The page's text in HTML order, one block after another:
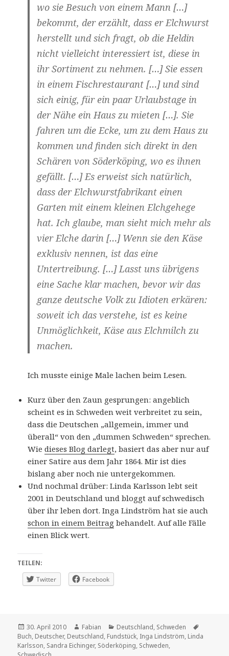
wo sie Besuch von einem Mann […]
bekommt, der erzählt, dass er Elchwurst
herstellt und sich fragt, ob die Heldin
nicht vielleicht interessiert ist, diese in
ihr Sortiment zu nehmen. […] Sie essen
in einem Fischrestaurant […] und sind
sich einig, für ein paar Urlaubstage in
der Nähe ein Haus zu mieten […]. Sie
fahren um die Ecke, um zu dem Haus zu
kommen und finden sich direkt in den
Schären von Söderköping, wo es ihnen
gefällt. […] Es erweist sich natürlich,
dass der Elchwurstfabrikant einen
Garten mit einem kleinen Elchgehege
hat. Ich glaube, man sieht mich mehr als
vier Elche darin […] Wenn sie den Käse
exklusiv nennen, ist das eine
Untertreibung. […] Lasst uns übrigens
eine Sache klar machen, bevor wir das
ganze deutsche Volk zu Idioten erkären:
soweit ich das verstehe, ist es keine
Unmöglichkeit, Käse aus Elchmilch zu
machen.
Ich musste einige Male lachen beim Lesen.
Kurz über den Zaun gesprungen: angeblich
scheint es in Schweden weit verbreitet zu sein,
dass die Deutschen „allgemein, immer und
überall“ von den „dummen Schweden“ sprechen.
Wiedieses Blog darlegt, basiert das aber nur auf
einer Satire aus dem Jahr 1864. Mir ist dies
bislang aber noch nie untergekommen.
Und nochmal drüber: Linda Karlsson lebt seit
2001 in Deutschland und bloggt auf schwedisch
über ihr leben dort. Inga Lindström hat sie auch
schon in einem Beitrag behandelt. Auf alle Fälle
einen Blick wert.
TEILEN:
Twitter
Facebook
Veröffentlicht
am
30. April 2010 Autor
Fabian Kategorien
Deutschland, Schweden
Buch, Deutscher, Deutschland, Fundstück, Inga Lindström, Linda
Karlsson, Sandra Eichinger, Söderköping, Schweden,